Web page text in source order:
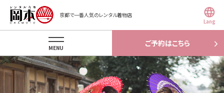
京都で一番人気のレンタル着物店
Lang
ご予約はこちら
MENU